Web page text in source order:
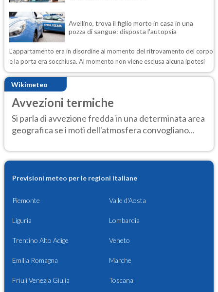
Avellino, trova il figlio morto in casa in una
pozza di sangue: disposta l'autopsia
L'appartamento era in disordine al momento del ritrovamento del corpo
e la porta era socchiusa. Al momento non viene esclusa alcuna ipotesi
Wikimeteo
Avvezioni termiche
Si parla di avvezione fredda in una determinata area
geografica se i moti dell'atmosfera convogliano...
Previsioni meteo per le regioni italiane
Piemonte Valle d'Aosta
Liguria Lombardia
Trentino Alto Adige Veneto
Emilia Romagna Marche
Friuli Venezia Giulia Toscana